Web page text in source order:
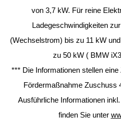
von 3,7 kW. Für reine
Ladegeschwindigkeiten
(Wechselstrom) bis zu 11 kW
zu 50 kW ( BMW
*** Die Informationen stellen
Fördermaßnahme Zuschuss
Ausführliche Informationen
finden Sie unter